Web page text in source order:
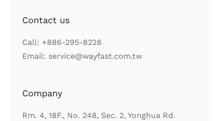
Contact us
Call: +886-295-8228
Email: service@wayfast.com.tw
Company
Rm. 4, 18F., No. 248, Sec. 2, Yonghua Rd.